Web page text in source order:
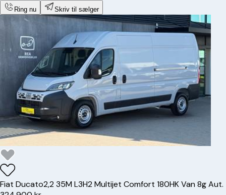
Ring nu Skriv til sælger
Fiat Ducato2,2 35M L3H2 Multijet Comfort 180HK Van 8g Aut.